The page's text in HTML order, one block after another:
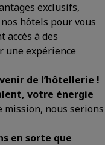
exclusifs,
hôtels pour vous
accès à des
une expérience
de l’hôtellerie !
votre énergie
mission, nous serions
en sorte que